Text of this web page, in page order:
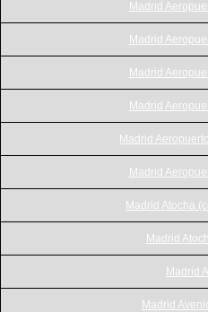
Madrid
Madrid
Madrid
Madrid
Madrid
Madrid
Madrid Atocha
Madrid
Madrid
Madrid